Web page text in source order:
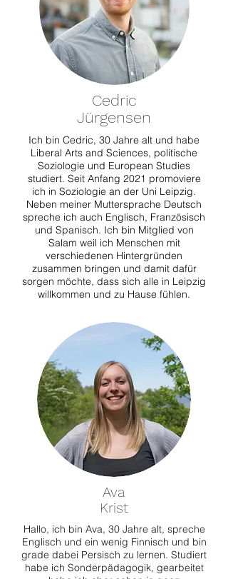
Cedric
Jürgensen
Ich bin Cedric, 30 Jahre alt und habe
Liberal Arts and Sciences, politische
Soziologie und European Studies
studiert. Seit Anfang 2021 promoviere
ich in Soziologie an der Uni Leipzig.
Neben meiner Muttersprache Deutsch
spreche ich auch Englisch, Französisch
und Spanisch. Ich bin Mitglied von
Salam weil ich Menschen mit
verschiedenen Hintergründen
zusammen bringen und damit dafür
sorgen möchte, dass sich alle in Leipzig
willkommen und zu Hause fühlen.
Ava
Krist
Hallo, ich bin Ava, 30 Jahre alt, spreche
Englisch und ein wenig Finnisch und bin
grade dabei Persisch zu lernen. Studiert
habe ich Sonderpädagogik, gearbeitet